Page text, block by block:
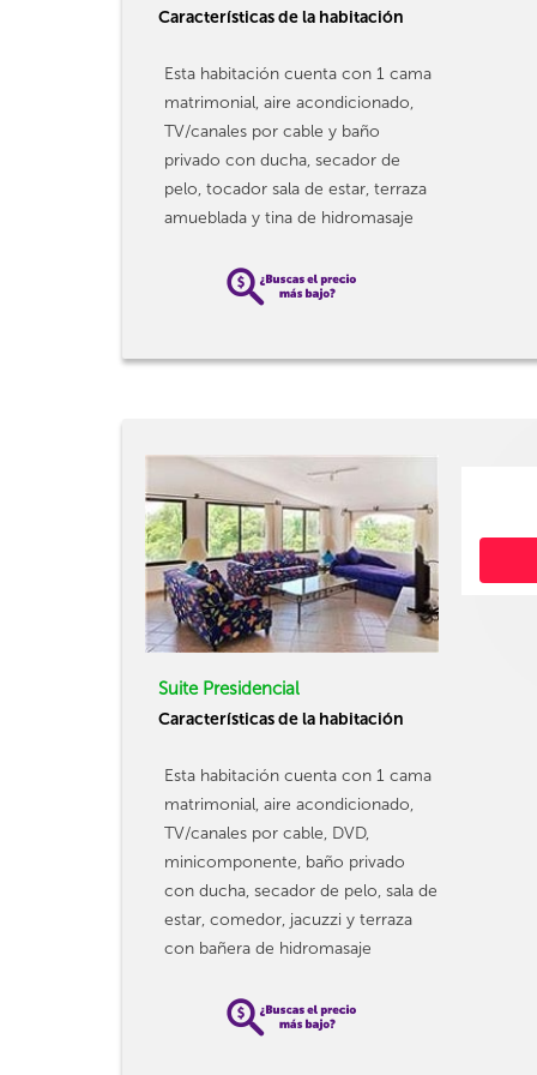
Características de la habitación
Esta habitación cuenta con 1 cama
matrimonial, aire acondicionado,
TV/canales por cable y baño
privado con ducha, secador de
pelo, tocador sala de estar, terraza
amueblada y tina de hidromasaje
Suite Presidencial
Características de la habitación
Esta habitación cuenta con 1 cama
matrimonial, aire acondicionado,
TV/canales por cable, DVD,
minicomponente, baño privado
con ducha, secador de pelo, sala de
estar, comedor, jacuzzi y terraza
con bañera de hidromasaje